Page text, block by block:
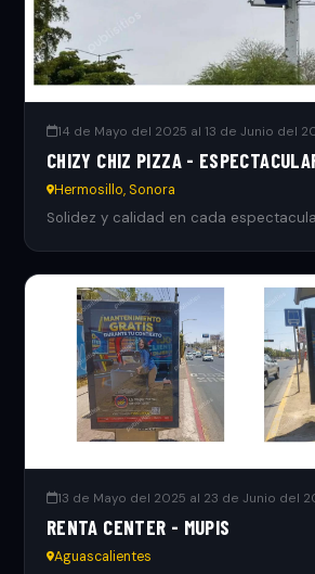
14 de Mayo del 2025 al 13 de Junio del
CHIZY CHIZ PIZZA -
Hermosillo, Sonora
Solidez y calidad en cada
13 de Mayo del 2025 al 23 de Junio del
RENTA CENTER - MUPIS
Aguascalientes